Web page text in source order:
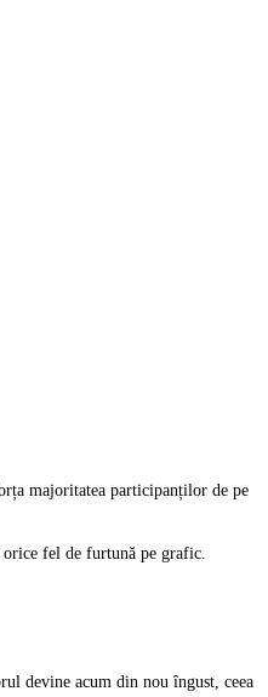
majoritatea participanților de pe
orice fel de furtună pe grafic.
devine acum din nou îngust, ceea